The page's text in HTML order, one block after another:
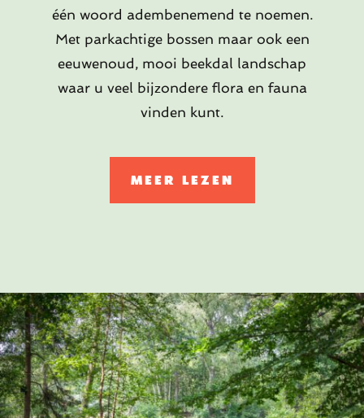
één woord adembenemend te noemen.
Met parkachtige bossen maar ook een
eeuwenoud, mooi beekdal landschap
waar u veel bijzondere flora en fauna
vinden kunt.
MEER LEZEN